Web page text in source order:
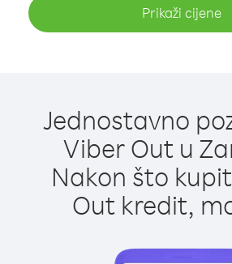
Prikaži cijene
Jednostavno
Viber Out u
Nakon što
Out kredit,